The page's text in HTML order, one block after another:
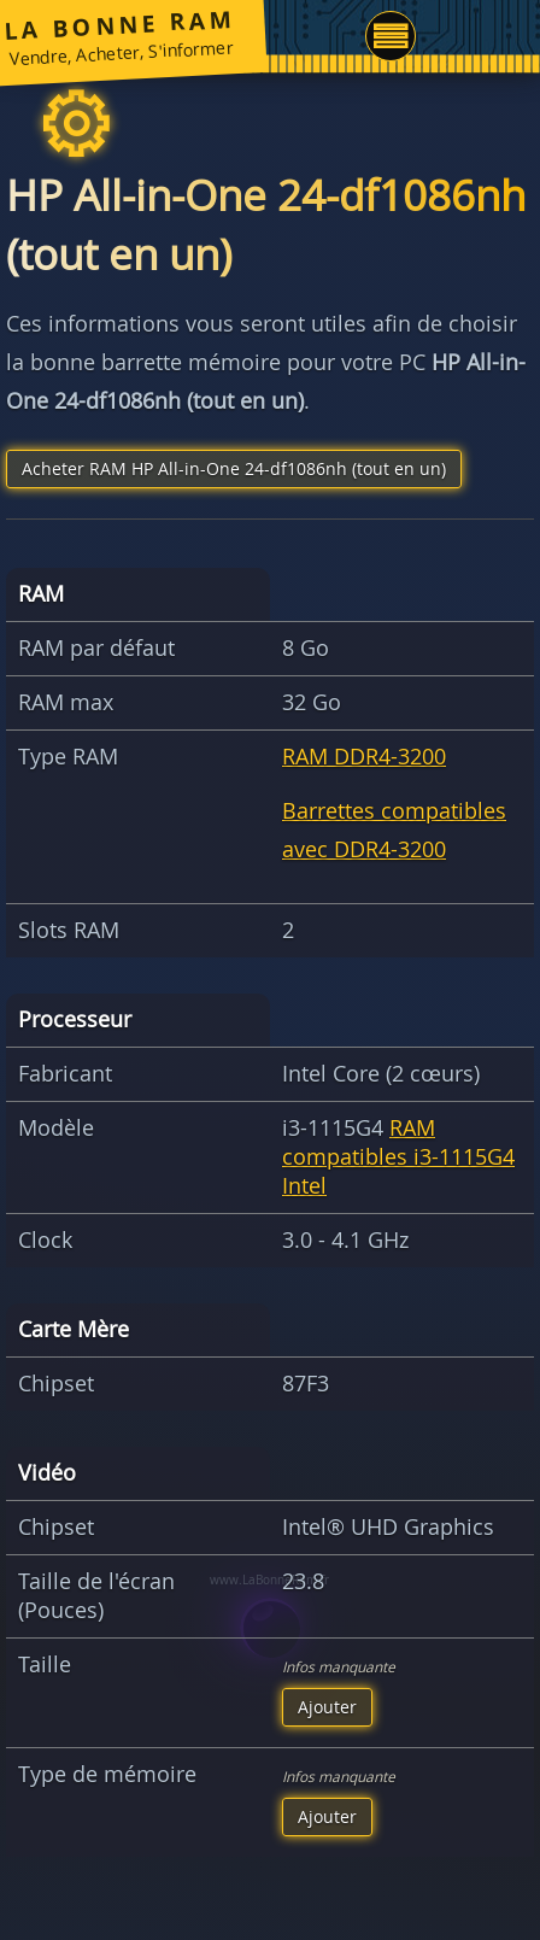
LA BONNE RAM
Vendre, Acheter, S'informer
HP All-in-One 24-df1086nh
(tout en un)
Ces informations vous seront utiles afin de choisir
la bonne barrette mémoire pour votre PC HP All-in-
One 24-df1086nh (tout en un).
Acheter RAM HP All-in-One 24-df1086nh (tout en un)
RAM
RAM par défaut
8 Go
RAM max
32 Go
Type RAM
RAM DDR4-3200
Barrettes compatibles
avec DDR4-3200
Slots RAM 2
Processeur
Fabricant
Intel Core (2 cœurs)
Modèle
i3-1115G4 RAM
compatibles i3-1115G4
Intel
Clock
3.0 - 4.1 GHz
Carte Mère
Chipset
87F3
Vidéo
Chipset
Intel® UHD Graphics
Taille de l'écran
(Pouces)
23.8
Taille Infos manquante
Ajouter
Type de mémoire Infos manquante
Ajouter